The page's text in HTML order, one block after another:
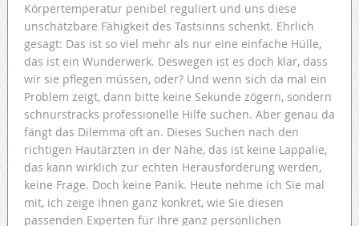
Körpertemperatur penibel reguliert und uns diese
unschätzbare Fähigkeit des Tastsinns schenkt. Ehrlich
gesagt: Das ist so viel mehr als nur eine einfache Hülle,
das ist ein Wunderwerk. Deswegen ist es doch klar, dass
wir sie pflegen müssen, oder? Und wenn sich da mal ein
Problem zeigt, dann bitte keine Sekunde zögern, sondern
schnurstracks professionelle Hilfe suchen. Aber genau da
fängt das Dilemma oft an. Dieses Suchen nach den
richtigen Hautärzten in der Nähe, das ist keine Lappalie,
das kann wirklich zur echten Herausforderung werden,
keine Frage. Doch keine Panik. Heute nehme ich Sie mal
mit, ich zeige Ihnen ganz konkret, wie Sie diesen
passenden Experten für Ihre ganz persönlichen